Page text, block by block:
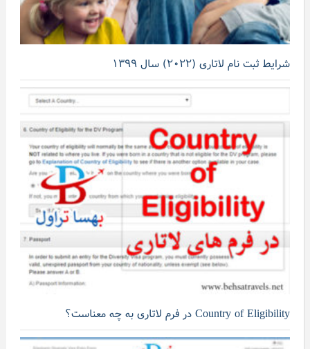
شرایط ثبت نام لاتاری (۲۰۲۲) سال ۱۳۹۹
Country of Eligibility در فرم لاتاری به چه معناست؟